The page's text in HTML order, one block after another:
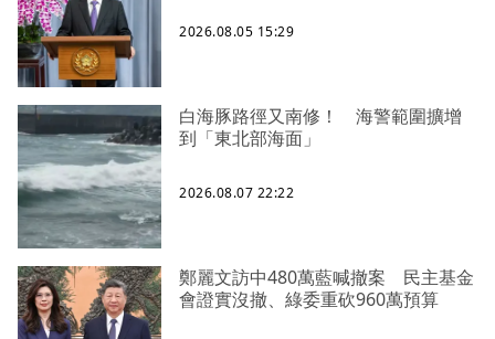
2026.08.05 15:29
白海豚路徑又南修！ 海警範圍擴增
到「東北部海面」
2026.08.07 22:22
鄭麗文訪中480萬藍喊撤案 民主基金
會證實沒撤、綠委重砍960萬預算